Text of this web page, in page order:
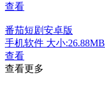
查看
番茄短剧安卓版
手机软件 大小:26.88MB
查看
查看更多